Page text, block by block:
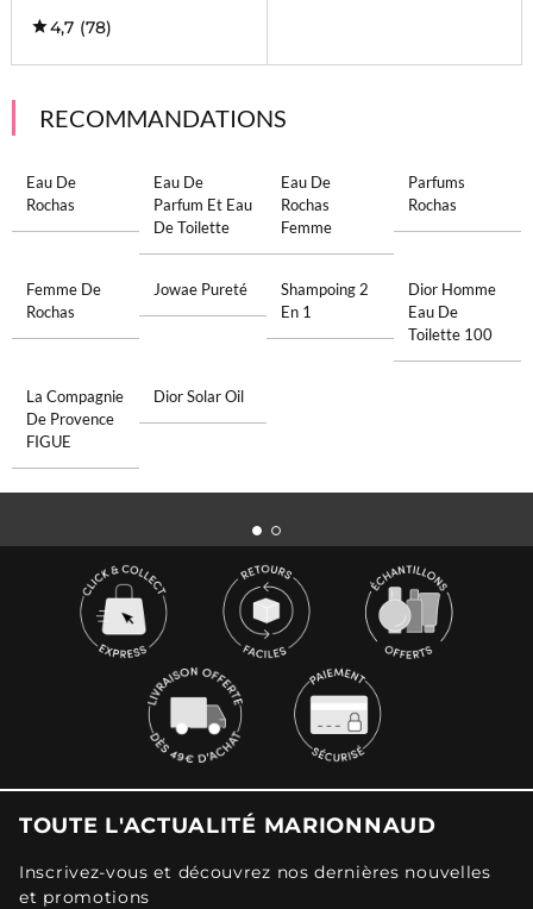
4,7 (78)
RECOMMANDATIONS
Eau De
Rochas
Eau De
Parfum Et Eau
De Toilette
Eau De
Rochas
Femme
Parfums
Rochas
Femme De
Rochas
Jowae Pureté
Shampoing 2
En 1
Dior Homme
Eau De
Toilette 100
La Compagnie
De Provence
FIGUE
Dior Solar Oil
TOUTE L'ACTUALITÉ MARIONNAUD
Inscrivez-vous et découvrez nos dernières nouvelles
et promotions